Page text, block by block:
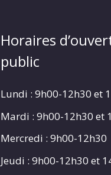
Horaires
public
Lundi : 9h00-12h30 et
Mardi : 9h00-12h30 et
Mercredi : 9h00-12h30
Jeudi : 9h00-12h30 et